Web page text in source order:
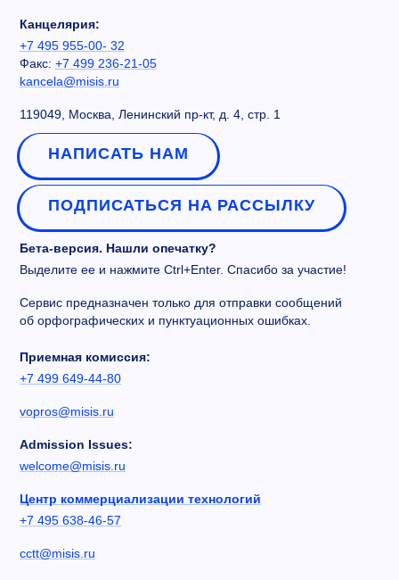
Канцелярия:
+7 495 955-00- 32
Факс: +7 499 236-21-05
kancela@misis.ru
119049, Москва, Ленинский пр-кт, д. 4, стр. 1
НАПИСАТЬ НАМ
ПОДПИСАТЬСЯ НА РАССЫЛКУ
Бета-версия. Нашли опечатку?
Выделите ее и нажмите Ctrl+Enter. Спасибо за участие!
Сервис предназначен только для отправки сообщений
об орфографических и пунктуационных ошибках.
Приемная комиссия:
+7 499 649-44-80
vopros@misis.ru
Admission Issues:
welcome@misis.ru
Центр коммерциализации технологий
+7 495 638-46-57
cctt@misis.ru